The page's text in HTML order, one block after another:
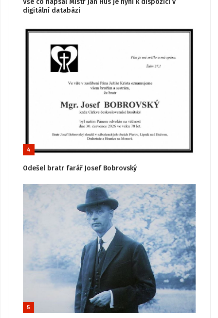
Vše co napsal Mistr Jan Hus je nyní k dispozici v
digitální databázi
4
Odešel bratr farář Josef Bobrovský
5